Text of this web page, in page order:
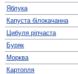
Яблука
Капуста білокачанна
Цибуля ріпчаста
Буряк
Морква
Картопля